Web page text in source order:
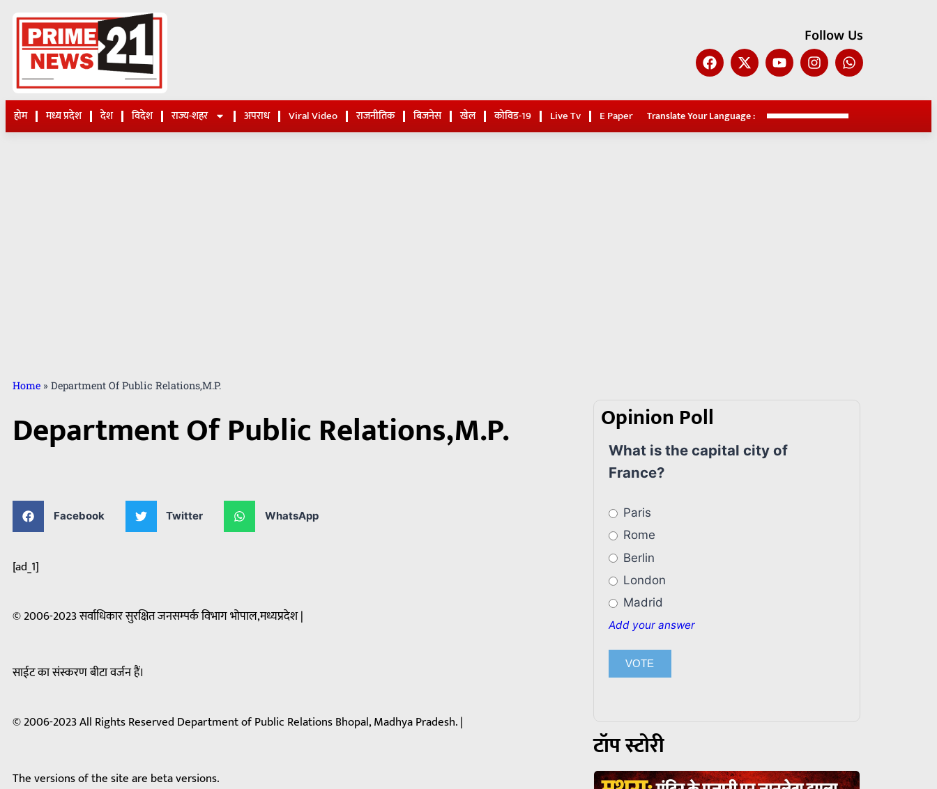
Follow Us
होम मध्य प्रदेश देश विदेश राज्य-शहर अपराध Viral Video राजनीतिक बिजनेस खेल कोविड-19 Live Tv E Paper Translate Your Language :
Home » Department Of Public Relations,M.P.
Department Of Public Relations,M.P.
Facebook Twitter WhatsApp
[ad_1]
© 2006-2023 सर्वाधिकार सुरक्षित जनसम्पर्क विभाग भोपाल,मध्यप्रदेश |
साईट का संस्करण बीटा वर्जन हैं।
© 2006-2023 All Rights Reserved Department of Public Relations Bhopal, Madhya Pradesh. |
The versions of the site are beta versions.
Opinion Poll
What is the capital city of
France?
Paris
Rome
Berlin
London
Madrid
Add your answer
टॉप स्टोरी